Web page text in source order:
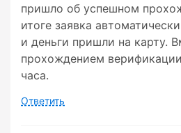
пришло об успешном
итоге заявка
и деньги пришли на карту.
прохождением
часа.
Ответить